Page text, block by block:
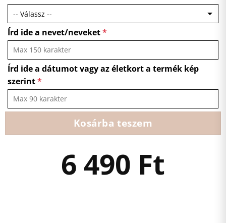
Írd ide a nevet/neveket*
Írd ide a dátumot vagy az életkort a termék kép
szerint*
Kosárba teszem
6 490 Ft